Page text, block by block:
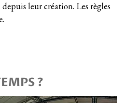
leur création. Les règles
?